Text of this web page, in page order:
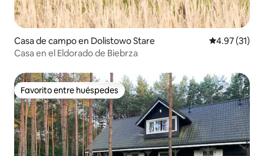
Casa de campo en Dolistowo Stare Calificación
4.97 (31)
Casa en el Eldorado de Biebrza
Favorito entre huéspedes
Favorito entre huéspedes